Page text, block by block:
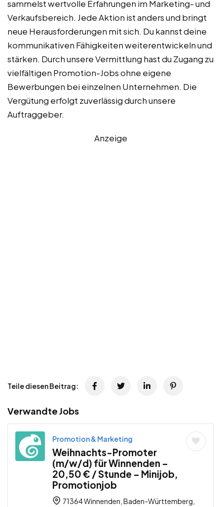
sammelst wertvolle Erfahrungen im Marketing- und
Verkaufsbereich. Jede Aktion ist anders und bringt
neue Herausforderungen mit sich. Du kannst deine
kommunikativen Fähigkeiten weiterentwickeln und
stärken. Durch unsere Vermittlung hast du Zugang zu
vielfältigen Promotion-Jobs ohne eigene
Bewerbungen bei einzelnen Unternehmen. Die
Vergütung erfolgt zuverlässig durch unsere
Auftraggeber.
Anzeige
Teile diesen Beitrag:
Verwandte Jobs
Promotion & Marketing
Weihnachts-Promoter
(m/w/d) für Winnenden –
20,50 € / Stunde – Minijob,
Promotionjob
71364 Winnenden, Baden-Württemberg,